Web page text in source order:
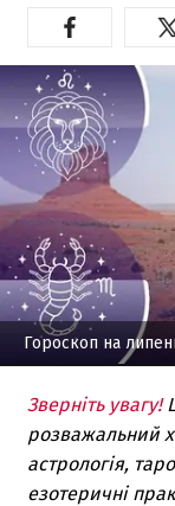
Гороскоп на
Зверніть увагу!
розважальний
астрологія,
езотеричні